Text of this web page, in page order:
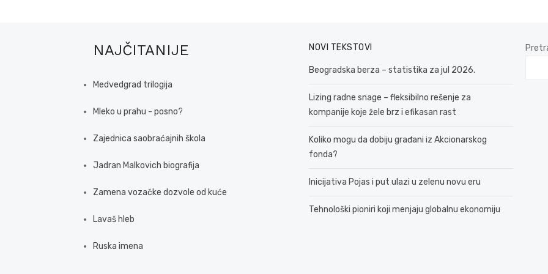
NAJČITANIJE
Medvedgrad trilogija
Mleko u prahu - posno?
Zajednica saobraćajnih škola
Jadran Malkovich biografija
Zamena vozačke dozvole od kuće
Lavaš hleb
Ruska imena
NOVI TEKSTOVI
Beogradska berza – statistika za jul 2026.
Lizing radne snage – fleksibilno rešenje za
kompanije koje žele brz i efikasan rast
Koliko mogu da dobiju građani iz Akcionarskog
fonda?
Inicijativa Pojas i put ulazi u zelenu novu eru
Tehnološki pioniri koji menjaju globalnu ekonomiju